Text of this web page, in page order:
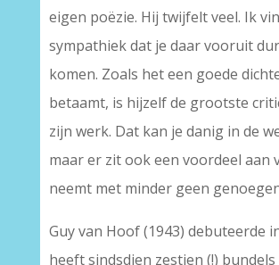
eigen poëzie. Hij twijfelt veel. Ik
sympathiek dat je daar vooruit
komen. Zoals het een goede
betaamt, is hijzelf de grootste
zijn werk. Dat kan je danig in de
maar er zit ook een voordeel aan
neemt met minder geen
Guy van Hoof (1943) debuteerde
heeft sindsdien zestien (!) bundels